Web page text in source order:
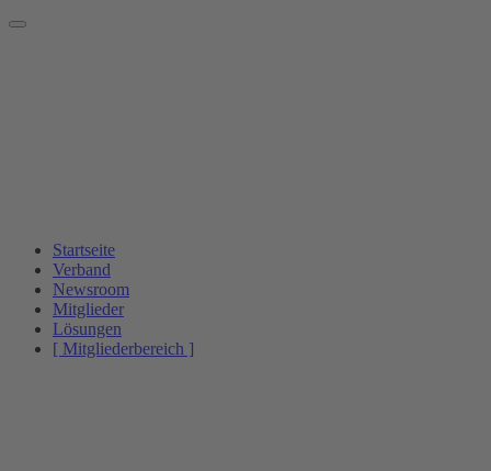
Startseite
Verband
Newsroom
Mitglieder
Lösungen
[ Mitgliederbereich ]